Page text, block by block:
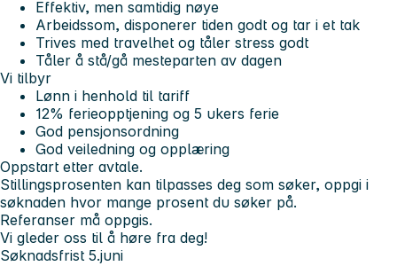
Effektiv, men samtidig nøye
Arbeidssom, disponerer tiden godt og tar i et tak
Trives med travelhet og tåler stress godt
Tåler å stå/gå mesteparten av dagen
Vi tilbyr
Lønn i henhold til tariff
12% ferieopptjening og 5 ukers ferie
God pensjonsordning
God veiledning og opplæring
Oppstart etter avtale.
Stillingsprosenten kan tilpasses deg som søker, oppgi i
søknaden hvor mange prosent du søker på.
Referanser må oppgis.
Vi gleder oss til å høre fra deg!
Søknadsfrist 5.juni